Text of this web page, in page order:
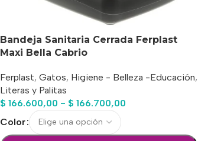
Bandeja Sanitaria Cerrada Ferplast
Maxi Bella Cabrio
Ferplast, Gatos, Higiene - Belleza -Educación,
Literas y Palitas
$ 166.600,00 - $ 166.700,00
Color